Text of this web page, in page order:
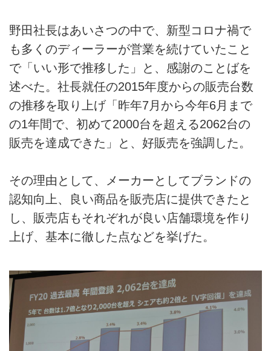
野田社長はあいさつの中で、新型コロナ禍で
も多くのディーラーが営業を続けていたこと
で「いい形で推移した」と、感謝のことばを
述べた。社長就任の2015年度からの販売台数
の推移を取り上げ「昨年7月から今年6月まで
の1年間で、初めて2000台を超える2062台の
販売を達成できた」と、好販売を強調した。
その理由として、メーカーとしてブランドの
認知向上、良い商品を販売店に提供できたと
し、販売店もそれぞれが良い店舗環境を作り
上げ、基本に徹した点などを挙げた。